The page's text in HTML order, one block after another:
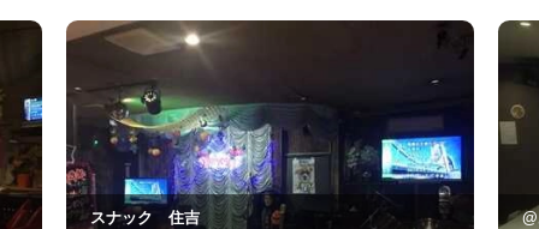
@あっとまーく